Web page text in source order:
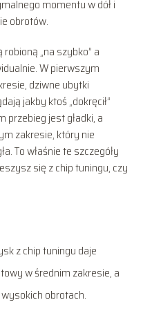
momentu w dół i
obrotów.
„na szybko” a
W pierwszym
dziwne ubytki
jakby ktoś „dokręcił”
przebieg jest gładki, a
zakresie, który nie
To właśnie te szczegóły
się z chip tuningu, czy
z chip tuningu daje
w średnim zakresie, a
obrotach.